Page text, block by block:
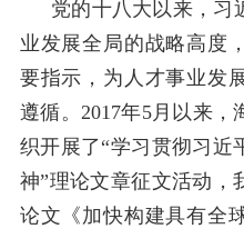
党的十八大以来，习
业发展全局的战略高度
要指示，为人才事业发
遵循。2017年5月以来，
织开展了“学习贯彻习近
神”理论文章征文活动，
论文《加快构建具有全